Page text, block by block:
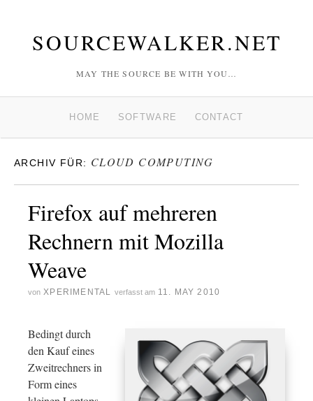
SOURCEWALKER.NET
MAY THE SOURCE BE WITH YOU…
HOME SOFTWARE CONTACT
ARCHIV FÜR: CLOUD COMPUTING
Firefox auf mehreren
Rechnern mit Mozilla
Weave
von XPERIMENTAL verfasst am 11. MAY 2010
Bedingt durch
den Kauf eines
Zweitrechners in
Form eines